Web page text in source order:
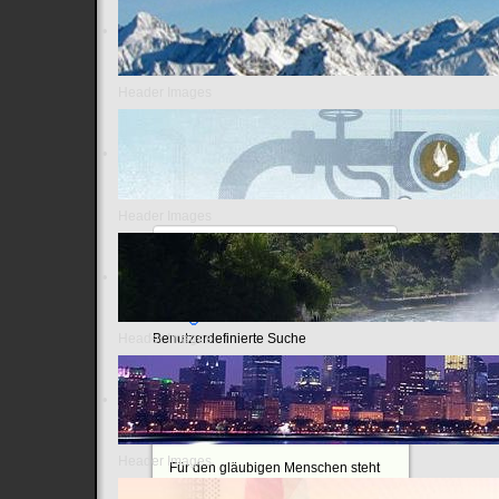
Header Images
Header Images
Benutzerdefinierte Suche
Zitat des Tages
Für den gläubigen Menschen steht
Gott am Anfang, für den